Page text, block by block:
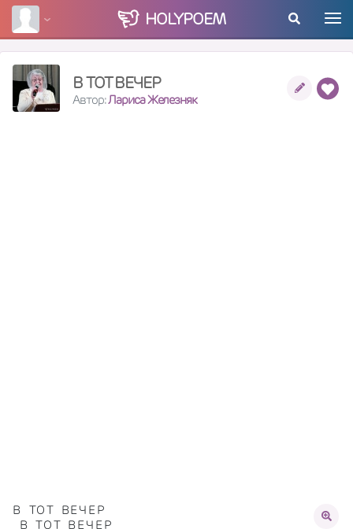
HOLYPOEM
В ТОТ ВЕЧЕР
Автор:Лариса Железняк
В    Т О Т    В Е Ч Е Р
   В    Т О Т    В Е Ч Е Р